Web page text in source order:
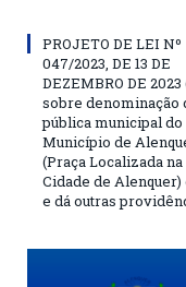
PROJETO DE LEI Nº
047/2023, DE 13 DE
DEZEMBRO DE
sobre denominação
pública municipal do
Município de
(Praça Localizada na
Cidade de Alenquer)
e dá outras